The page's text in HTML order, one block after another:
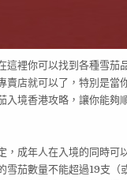
裡你可以找到各種雪茄
店就可以了，特別是當
境香港攻略，讓你能夠
成年人在入境的同時可
茄數量不能超過19支（